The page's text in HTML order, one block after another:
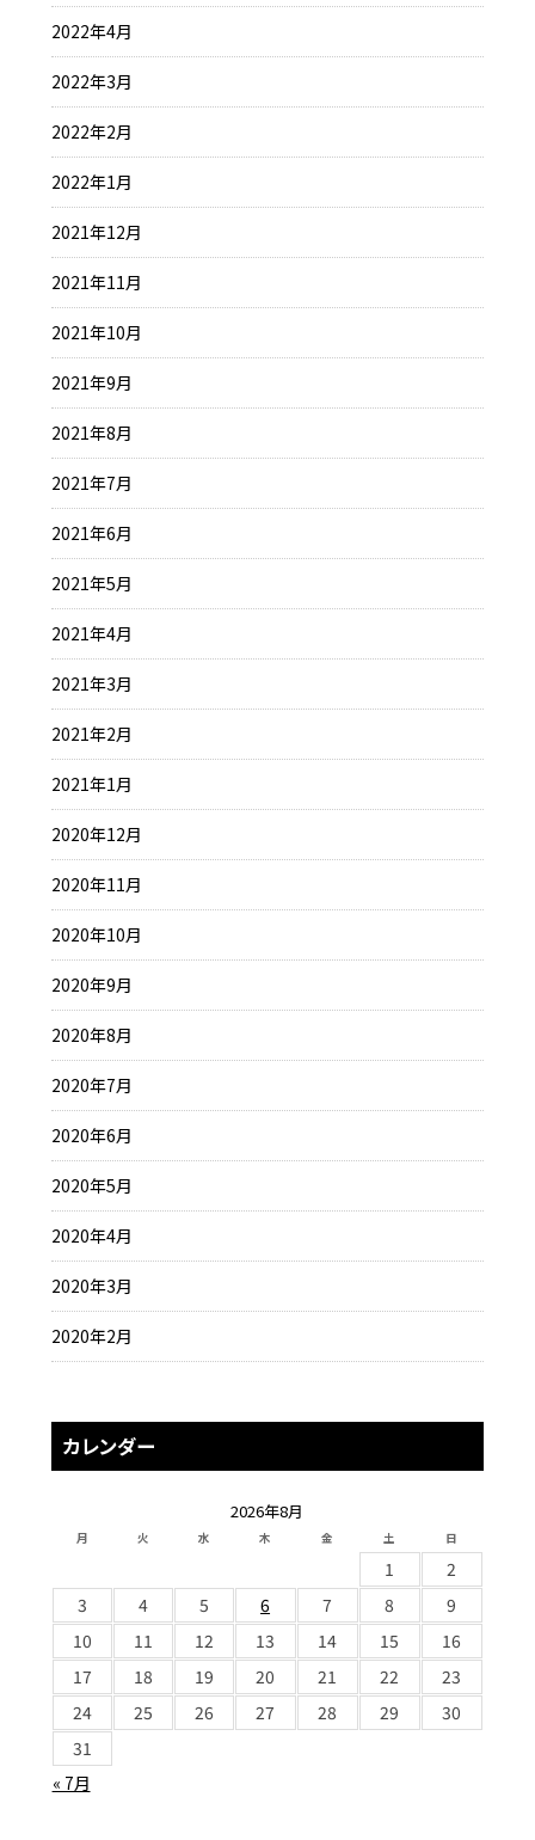
2022年4月
2022年3月
2022年2月
2022年1月
2021年12月
2021年11月
2021年10月
2021年9月
2021年8月
2021年7月
2021年6月
2021年5月
2021年4月
2021年3月
2021年2月
2021年1月
2020年12月
2020年11月
2020年10月
2020年9月
2020年8月
2020年7月
2020年6月
2020年5月
2020年4月
2020年3月
2020年2月
カレンダー
2026年8月
月 火 水 木 金 土 日
« 7月
1
2
3
4 5 6 7 8
9
10
11 12 13 14 15
16
17
18 19 20 21 22
23
24
25 26 27 28 29
30
31